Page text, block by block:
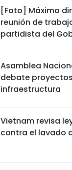
[Foto] Máximo
reunión de
partidista del
Asamblea
debate
infraestructura
Vietnam revisa
contra el lavado